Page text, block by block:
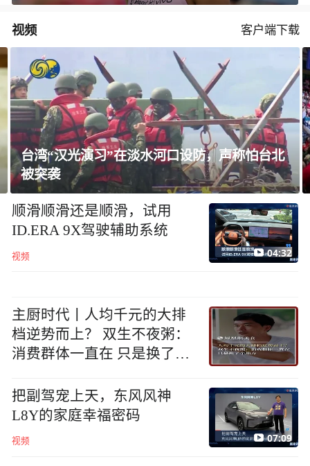
视频 客户端下载
台湾“汉光演习”在淡水河口设防，声称怕台北
被突袭
顺滑顺滑还是顺滑，试用
ID.ERA 9X驾驶辅助系统
视频 04:32
主厨时代丨人均千元的大排
档逆势而上？ 双生不夜粥：
消费群体一直在 只是换了个
把副驾宠上天，东风风神
L8Y的家庭幸福密码
视频 07:09